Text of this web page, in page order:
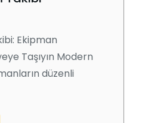
Ekipman
Taşıyın Modern
düzenli